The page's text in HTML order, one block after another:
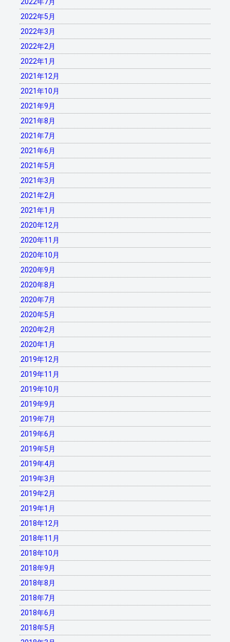
2022年5月
2022年3月
2022年2月
2022年1月
2021年12月
2021年10月
2021年9月
2021年8月
2021年7月
2021年6月
2021年5月
2021年3月
2021年2月
2021年1月
2020年12月
2020年11月
2020年10月
2020年9月
2020年8月
2020年7月
2020年5月
2020年2月
2020年1月
2019年12月
2019年11月
2019年10月
2019年9月
2019年7月
2019年6月
2019年5月
2019年4月
2019年3月
2019年2月
2019年1月
2018年12月
2018年11月
2018年10月
2018年9月
2018年8月
2018年7月
2018年6月
2018年5月